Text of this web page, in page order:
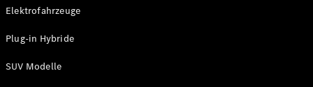
Elektrofahrzeuge
Plug-in Hybride
SUV Modelle